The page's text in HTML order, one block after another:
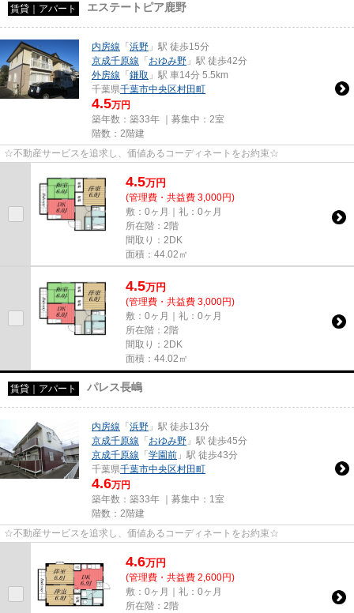
賃貸｜アパート エステートピア鹿野
内房線 「 浜野 」駅 徒歩15分
京成千原線 「 おゆみ野 」駅 徒歩42分
外房線 「 鎌取 」駅 車14分 5.5km
千葉県千葉市中央区村田町
4.5万円
築年数：築33年 ｜募集中： 2室
階数：2階建
☆不動産サービスを追求し、価値あるコーディネートをお約束☆
4.5万円
(管理費・共益費 3,000円)
敷：0ヶ月｜礼：0ヶ月
所在階：2階
間取り：2DK
面積：44.02㎡
4.5万円
(管理費・共益費 3,000円)
敷：0ヶ月｜礼：0ヶ月
所在階：2階
間取り：2DK
面積：44.02㎡
賃貸｜アパート パレス長嶋
内房線 「 浜野 」駅 徒歩13分
京成千原線 「 おゆみ野 」駅 徒歩45分
京成千原線 「 学園前 」駅 徒歩43分
千葉県千葉市中央区村田町
4.6万円
築年数：築33年 ｜募集中： 1室
階数：2階建
☆不動産サービスを追求し、価値あるコーディネートをお約束☆
4.6万円
(管理費・共益費 2,600円)
敷：0ヶ月｜礼：0ヶ月
所在階：2階